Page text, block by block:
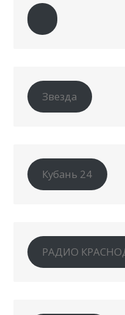
Звезда
Кубань 24
РАДИО